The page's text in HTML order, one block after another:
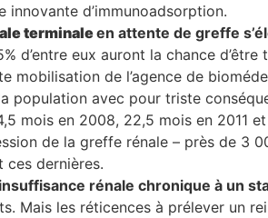
innovante d’immunoadsorption.
terminaleen attente de greffe
d’entre eux auront la chance d’être
de l’agence de
population avec pour triste
mois en 2008, 22,5 mois en 2011
de la greffe rénale – près de 3
ces dernières.
rénale chronique à un
Mais les réticences à prélever un